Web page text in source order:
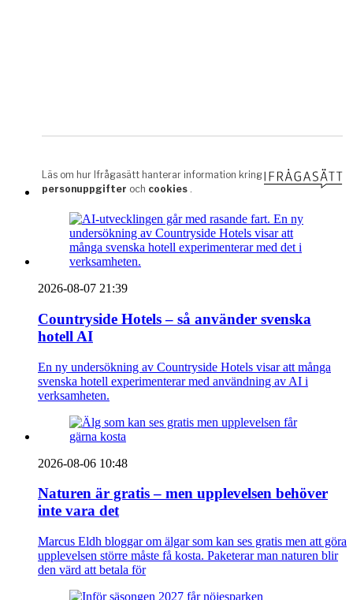
2026-08-07 21:39
Countryside Hotels – så använder svenska
hotell AI
En ny undersökning av Countryside Hotels visar att många
svenska hotell experimenterar med användning av AI i
verksamheten.
2026-08-06 10:48
Naturen är gratis – men upplevelsen behöver
inte vara det
Marcus Eldh bloggar om älgar som kan ses gratis men att göra
upplevelsen större måste få kosta. Paketerar man naturen blir
den värd att betala för